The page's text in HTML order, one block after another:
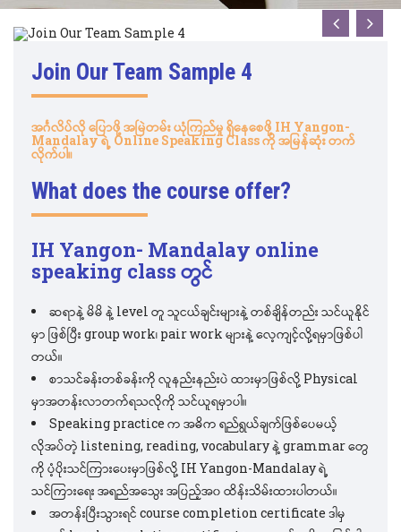
Join Our Team Sample 4
အင်္ဂလိပ်လိုပြောဖို့ အမြဲတမ်းယုံကြည်မှု ရှိနေစေဖို့ IH Yangon-
Mandalayရဲ့ Online Speaking Classကိုအမြန်ဆုံးတက်
လိုက်ပါ။
What does the course offer?
IH Yangon- Mandalay online
speaking class တွင်
ဆရာနဲ့ မိမိ နဲ့ level တူ သူငယ်ချင်းများနဲ့ တစ်ချိန်တည်း သင်ယူနိုင်
မှာ ဖြစ်ပြီး group work၊ pair work များနဲ့ လေ့ကျင့်လို့ရမှာဖြစ်ပါ
တယ်။
စာသင်ခန်းတစ်ခန်းကို လူနည်းနည်းပဲ ထားမှာဖြစ်လို့ Physical
မှာအတန်းလာတက်ရသလိုကို သင်ယူရမှာပါ။
Speaking practice က အဓိက ရည်ရွယ်ချက်ဖြစ်ပေမယ့်
လိုအပ်တဲ့ listening, reading, vocabulary နဲ့ grammar တွေ
ကို ပံ့ပိုးသင်ကြားပေးမှာဖြစ်လို့ IH Yangon-Mandalay ရဲ့
သင်ကြားရေး အရည်အသွေး အပြည့်အ၀ ထိန်းသိမ်းထားပါတယ်။
အတန်းပြီးသွားရင် course completion certificate ဒါမှ